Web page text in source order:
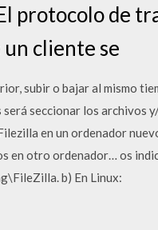
protocolo de
cliente se
subir o bajar al mismo
seccionar los archivos
en un ordenador
en otro ordenador… os
b) En Linux: